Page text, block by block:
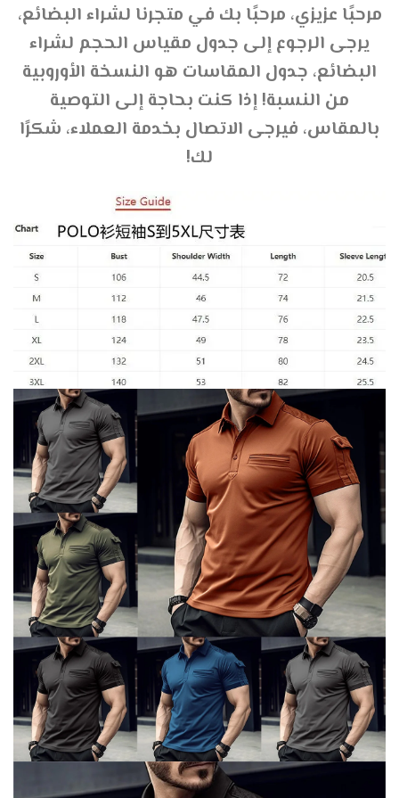
مرحبًا عزيزي، مرحبًا بك في متجرنا لشراء البضائع،
يرجى الرجوع إلى جدول مقياس الحجم لشراء
البضائع، جدول المقاسات هو النسخة الأوروبية
من النسبة! إذا كنت بحاجة إلى التوصية
بالمقاس، فيرجى الاتصال بخدمة العملاء، شكرًا
لك!